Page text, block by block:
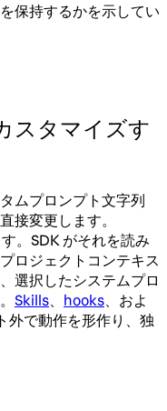
保持するかを示してい
スタマイズす
タムプロンプト文字列
接変更します。
。SDK がそれを読み
ロジェクトコンテキス
選択したシステムプロ
Skills hooks 、およ
外で動作を形作り、独